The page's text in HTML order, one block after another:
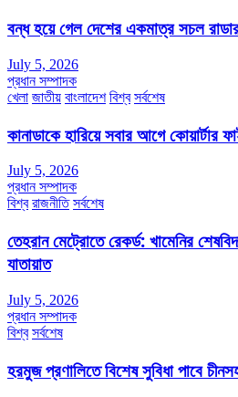
বন্ধ হয়ে গেল দেশের একমাত্র সচল
July 5, 2026
প্রধান সম্পাদক
খেলা জাতীয় বাংলাদেশ বিশ্ব সর্বশেষ
কানাডাকে হারিয়ে সবার আগে কোয়ার্টার
July 5, 2026
প্রধান সম্পাদক
বিশ্ব রাজনীতি সর্বশেষ
তেহরান মেট্রোতে রেকর্ড: খামেনির
যাতায়াত
July 5, 2026
প্রধান সম্পাদক
বিশ্ব সর্বশেষ
হরমুজ প্রণালিতে বিশেষ সুবিধা পাবে